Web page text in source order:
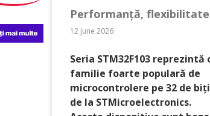
Performanță,
12 June 2026
Seria STM32F103 reprezintă
familie foarte populară de
microcontrolere pe 32 de biți
de la STMicroelectronics.